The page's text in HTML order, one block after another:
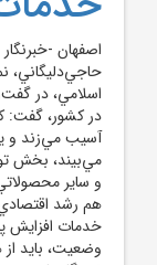
اصفهان -
حاجي‌دليگاني،
اسلامي، در
در کشور، گفت:
آسيب مي‌زند و
مي‌بيند، بخش
و ساير
هم رشد
خدمات افزايش
وضعيت، بايد